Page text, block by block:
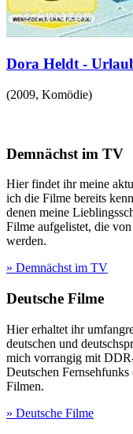
Dora Heldt -
(2009, Komödie)
Demnächst im TV
Hier findet ihr meine
ich die Filme bereits
denen meine
Filme aufgelistet, die
werden.
» Demnächst im TV
Deutsche Filme
Hier erhaltet ihr
deutschen und
mich vorrangig mit
Deutschen
Filmen.
» Deutsche Filme